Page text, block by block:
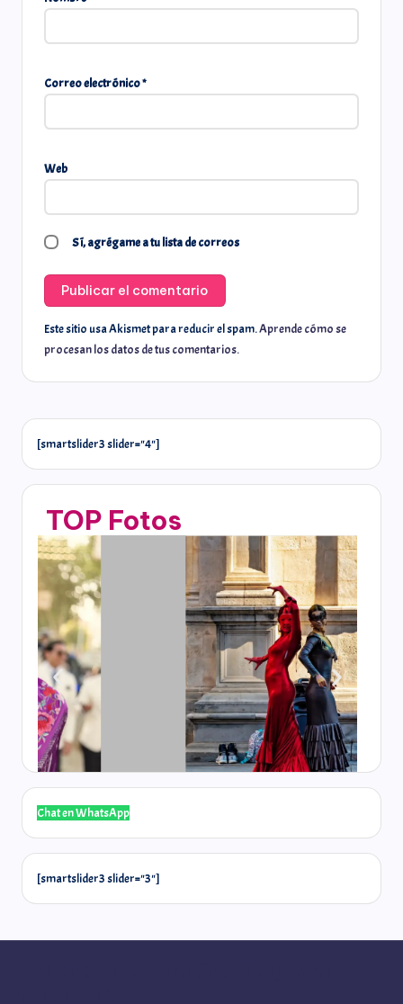
Correo electrónico*
Web
Sí, agrégame a tu lista de correos
Este sitio usa Akismet para reducir el spam.Aprende cómo se
procesan los datos de tus comentarios.
[smartslider3 slider="4"]
TOP Fotos
@laselos
Chat en WhatsApp
[smartslider3 slider="3"]